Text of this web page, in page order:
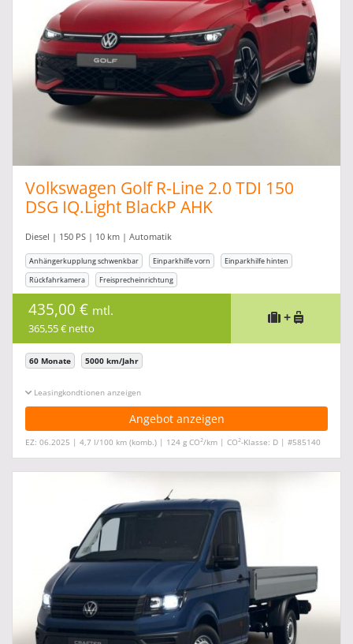
Volkswagen Golf R-Line 2.0 TDI 150
DSG IQ.Light BlackP AHK
Diesel | 150 PS | 10 km | Automatik
Anhängerkupplung schwenkbar Einparkhilfe vorn
Einparkhilfe hinten
Rückfahrkamera
Freisprecheinrichtung
435,00 € mtl.
365,55 € netto
+
60 Monate 5000 km/Jahr
Leasingkonditionen ein-/ausblenden
Angebot anzeigen
EZ: 06.2025 | 4,7 l/100 km (komb.) | 124 g CO2/km | CO2-Klasse: D | #585140